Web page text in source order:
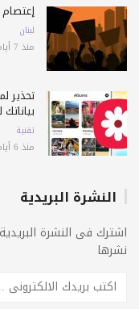
لبنان
منذ 7 أيام
تحذير
تقنية
منذ 6 أيام
النشرة البريدية
اشترك فى النشرة
نشرها